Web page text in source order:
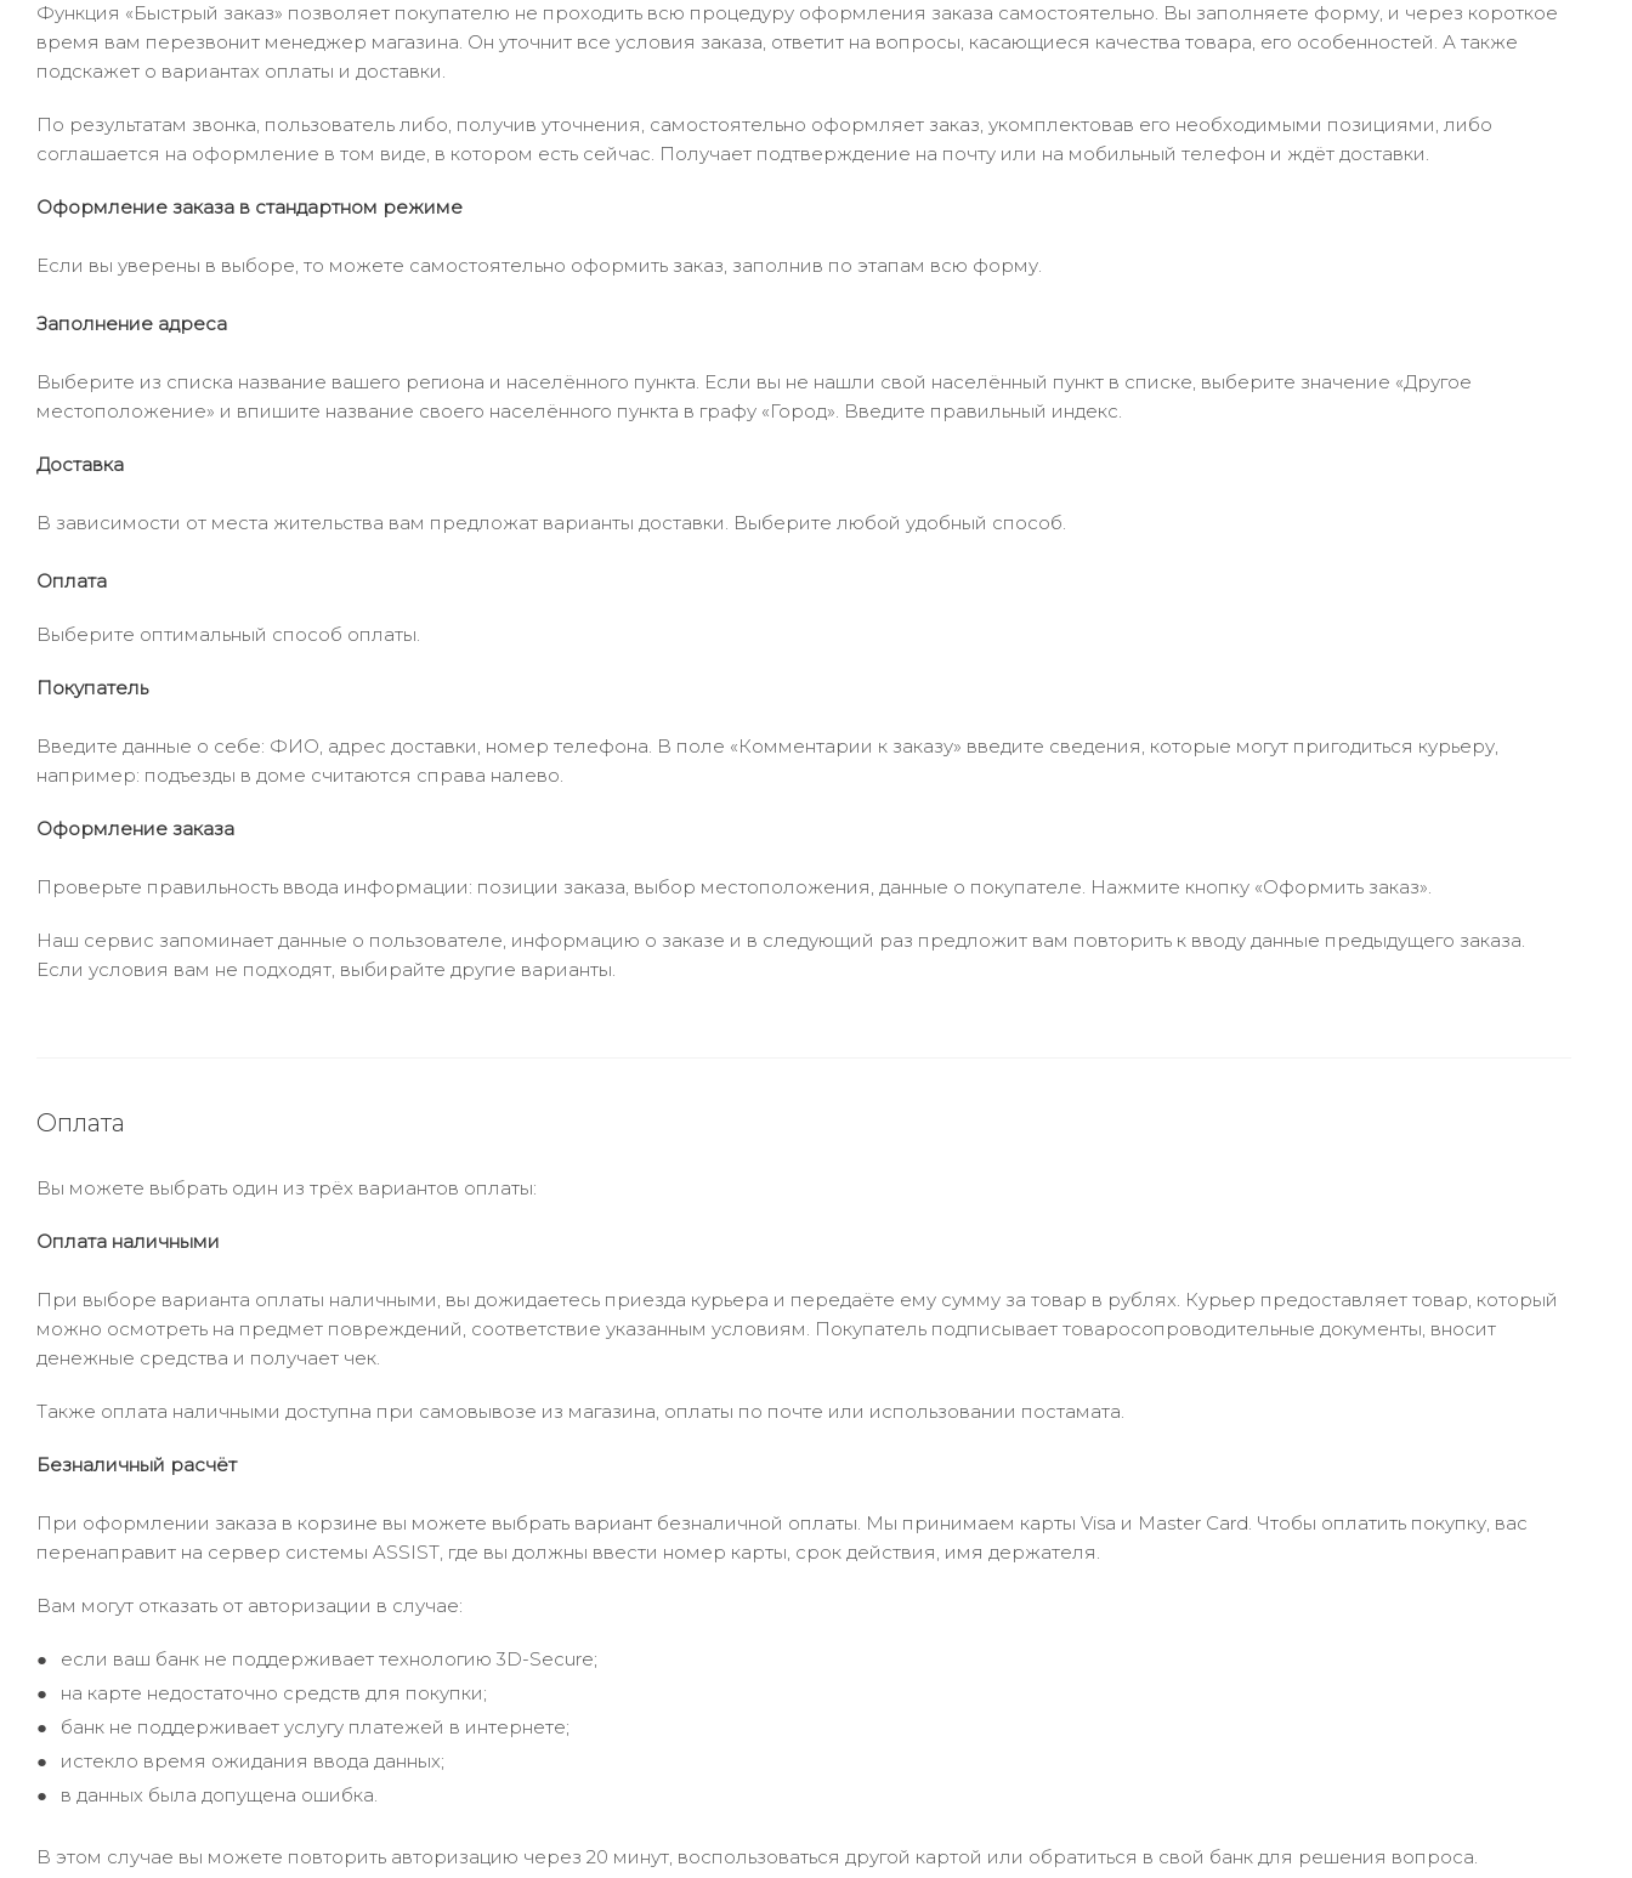
Функция «Быстрый заказ» позволяет покупателю не проходить всю процедуру оформления заказа самостоятельно. Вы заполняете форму, и через короткое
время вам перезвонит менеджер магазина. Он уточнит все условия заказа, ответит на вопросы, касающиеся качества товара, его особенностей. А также
подскажет о вариантах оплаты и доставки.
По результатам звонка, пользователь либо, получив уточнения, самостоятельно оформляет заказ, укомплектовав его необходимыми позициями, либо
соглашается на оформление в том виде, в котором есть сейчас. Получает подтверждение на почту или на мобильный телефон и ждёт доставки.
Оформление заказа в стандартном режиме
Если вы уверены в выборе, то можете самостоятельно оформить заказ, заполнив по этапам всю форму.
Заполнение адреса
Выберите из списка название вашего региона и населённого пункта. Если вы не нашли свой населённый пункт в списке, выберите значение «Другое
местоположение» и впишите название своего населённого пункта в графу «Город». Введите правильный индекс.
Доставка
В зависимости от места жительства вам предложат варианты доставки. Выберите любой удобный способ.
Оплата
Выберите оптимальный способ оплаты.
Покупатель
Введите данные о себе: ФИО, адрес доставки, номер телефона. В поле «Комментарии к заказу» введите сведения, которые могут пригодиться курьеру,
например: подъезды в доме считаются справа налево.
Оформление заказа
Проверьте правильность ввода информации: позиции заказа, выбор местоположения, данные о покупателе. Нажмите кнопку «Оформить заказ».
Наш сервис запоминает данные о пользователе, информацию о заказе и в следующий раз предложит вам повторить к вводу данные предыдущего заказа.
Если условия вам не подходят, выбирайте другие варианты.
Оплата
Вы можете выбрать один из трёх вариантов оплаты:
Оплата наличными
При выборе варианта оплаты наличными, вы дожидаетесь приезда курьера и передаёте ему сумму за товар в рублях. Курьер предоставляет товар, который
можно осмотреть на предмет повреждений, соответствие указанным условиям. Покупатель подписывает товаросопроводительные документы, вносит
денежные средства и получает чек.
Также оплата наличными доступна при самовывозе из магазина, оплаты по почте или использовании постамата.
Безналичный расчёт
При оформлении заказа в корзине вы можете выбрать вариант безналичной оплаты. Мы принимаем карты Visa и Master Card. Чтобы оплатить покупку, вас
перенаправит на сервер системы ASSIST, где вы должны ввести номер карты, срок действия, имя держателя.
Вам могут отказать от авторизации в случае:
если ваш банк не поддерживает технологию 3D-Secure;
на карте недостаточно средств для покупки;
банк не поддерживает услугу платежей в интернете;
истекло время ожидания ввода данных;
в данных была допущена ошибка.
В этом случае вы можете повторить авторизацию через 20 минут, воспользоваться другой картой или обратиться в свой банк для решения вопроса.